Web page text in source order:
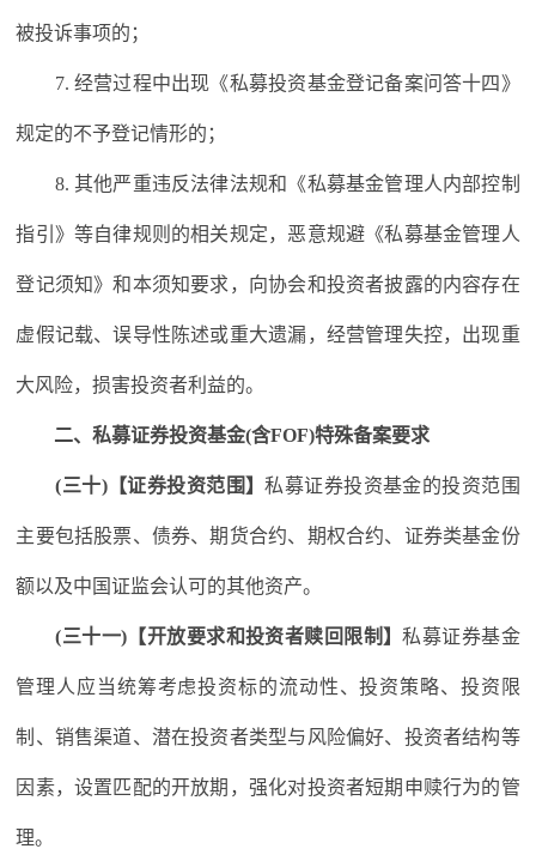
被投诉事项的；
7. 经营过程中出现《私募投资基金登记备案问答十四》
规定的不予登记情形的；
8. 其他严重违反法律法规和《私募基金管理人内部控制
指引》等自律规则的相关规定，恶意规避《私募基金管理人
登记须知》和本须知要求，向协会和投资者披露的内容存在
虚假记载、误导性陈述或重大遗漏，经营管理失控，出现重
大风险，损害投资者利益的。
二、私募证券投资基金(含FOF)特殊备案要求
(三十)【证券投资范围】私募证券投资基金的投资范围
主要包括股票、债券、期货合约、期权合约、证券类基金份
额以及中国证监会认可的其他资产。
(三十一)【开放要求和投资者赎回限制】私募证券基金
管理人应当统筹考虑投资标的流动性、投资策略、投资限
制、销售渠道、潜在投资者类型与风险偏好、投资者结构等
因素，设置匹配的开放期，强化对投资者短期申赎行为的管
理。